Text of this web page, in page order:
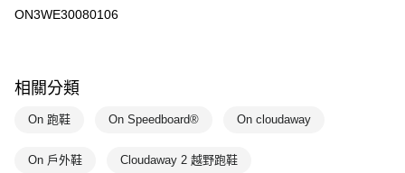
ON3WE30080106
相關分類
On 跑鞋 On Speedboard® On cloudaway
On 戶外鞋 Cloudaway 2 越野跑鞋